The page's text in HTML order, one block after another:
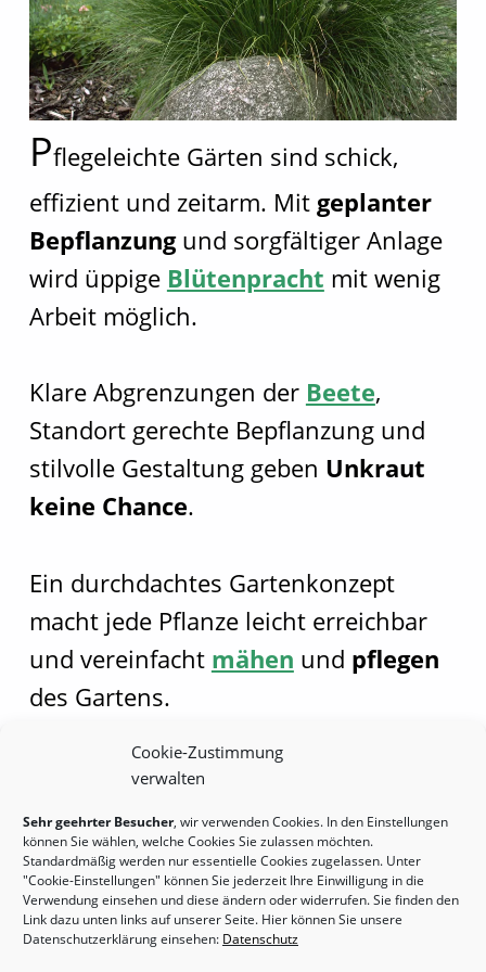
Cookie-Zustimmung
verwalten
Sehr geehrter Besucher, wir verwenden Cookies. In den Einstellungen
können Sie wählen, welche Cookies Sie zulassen möchten.
Standardmäßig werden nur essentielle Cookies zugelassen. Unter
"Cookie-Einstellungen" können Sie jederzeit Ihre Einwilligung in die
Verwendung einsehen und diese ändern oder widerrufen. Sie finden den
Link dazu unten links auf unserer Seite. Hier können Sie unsere
Datenschutzerklärung einsehen: Datenschutz
Pflegeleichte Gärten sind schick,
effizient und zeitarm. Mit geplanter
Bepflanzungund sorgfältiger Anlage
wird üppige Blütenpracht mit wenig
Arbeit möglich.
Klare Abgrenzungen der Beete,
Standort gerechte Bepflanzung und
stilvolle Gestaltung geben Unkraut
keine Chance.
Ein durchdachtes Gartenkonzept
macht jede Pflanze leicht erreichbar
und vereinfacht mähen und pflegen
des Gartens.
Copyright by Robert Mennen 2020 |
Garten- und Landschaftsbau | Tel.: (+49)
4131 89 88 60 |